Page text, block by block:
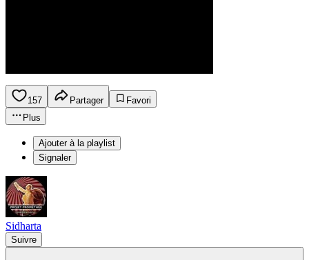
157 Partager
Favori
Plus
Ajouter à la playlist
Signaler
Sidharta
Suivre